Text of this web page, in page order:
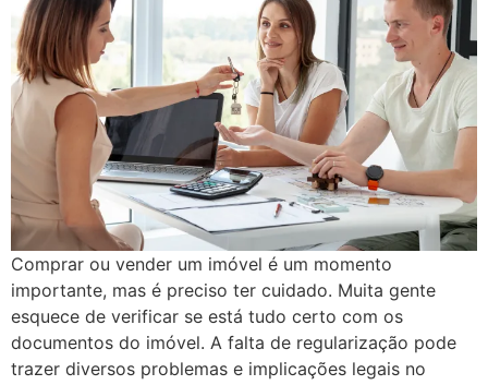
Comprar ou vender um imóvel é um momento
importante, mas é preciso ter cuidado. Muita gente
esquece de verificar se está tudo certo com os
documentos do imóvel. A falta de regularização pode
trazer diversos problemas e implicações legais no